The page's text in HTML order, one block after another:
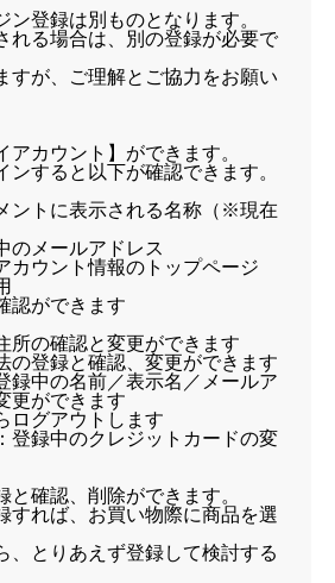
登録は別ものとなります。
れる場合は、別の登録が必要で
すが、ご理解とご協力をお願い
カウント】ができます。
ンすると以下が確認できます。
ントに表示される名称（※現在
のメールアドレス
カウント情報のトップページ
認ができます
所の確認と変更ができます
の登録と確認、変更ができます
録中の名前／表示名／メールア
更ができます
ログアウトします
登録中のクレジットカードの変
確認、削除ができます。
すれば、お買い物際に商品を選
、とりあえず登録して検討する